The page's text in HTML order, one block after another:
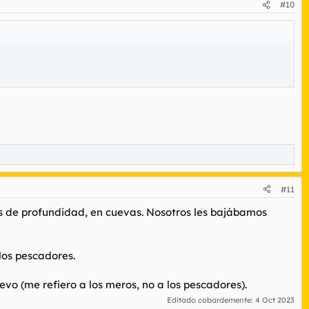
#10
#11
profundidad, en cuevas. Nosotros les bajábamos
pescadores.
(me refiero a los meros, no a los pescadores).
Editado cobardemente: 4 Oct 2023